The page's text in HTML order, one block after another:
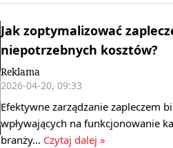
Jak zoptymalizować
niepotrzebnych kosztów?
Reklama
2026-04-20, 09:33
Efektywne zarządzanie zapleczem
wpływających na funkcjonowanie
branży… Czytaj dalej »